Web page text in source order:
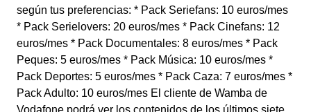
según tus preferencias: * Pack Seriefans: 10 euros/mes
* Pack Serielovers: 20 euros/mes * Pack Cinefans: 12
euros/mes * Pack Documentales: 8 euros/mes * Pack
Peques: 5 euros/mes * Pack Música: 10 euros/mes *
Pack Deportes: 5 euros/mes * Pack Caza: 7 euros/mes *
Pack Adulto: 10 euros/mes El cliente de Wamba de
Vodafone podrá ver los contenidos de los últimos siete